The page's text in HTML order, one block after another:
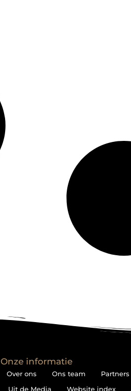
Onze informatie
Over ons Ons team Partners
Uit de Media
Website index